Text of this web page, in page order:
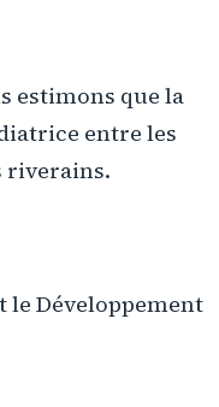
estimons que la
entre les
riverains.
Développement